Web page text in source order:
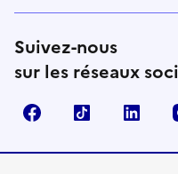
Suivez-nous
sur les réseaux
FacebookTikTok